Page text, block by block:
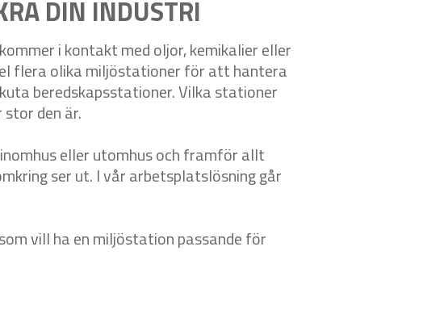
DIN INDUSTRI
i kontakt med oljor, kemikalier eller
flera olika miljöstationer för att hantera
beredskapsstationer. Vilka stationer
den är.
eller utomhus och framför allt
ser ut. I vår arbetsplatslösning går
vill ha en miljöstation passande för